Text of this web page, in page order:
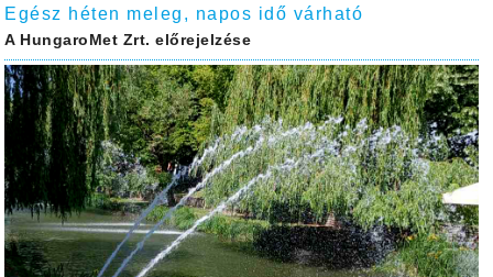
Egész héten meleg, napos idő várható
A HungaroMet Zrt. előrejelzése